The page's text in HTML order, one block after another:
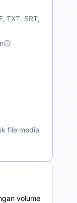
TXT, SRT,
file media
volume